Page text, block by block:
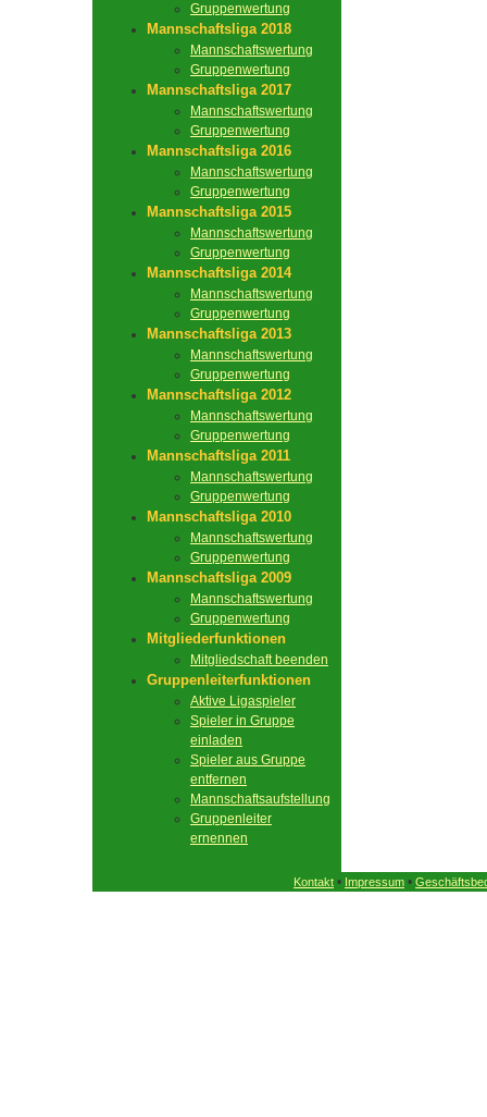
Gruppenwertung
Mannschaftsliga 2018
Mannschaftswertung
Gruppenwertung
Mannschaftsliga 2017
Mannschaftswertung
Gruppenwertung
Mannschaftsliga 2016
Mannschaftswertung
Gruppenwertung
Mannschaftsliga 2015
Mannschaftswertung
Gruppenwertung
Mannschaftsliga 2014
Mannschaftswertung
Gruppenwertung
Mannschaftsliga 2013
Mannschaftswertung
Gruppenwertung
Mannschaftsliga 2012
Mannschaftswertung
Gruppenwertung
Mannschaftsliga 2011
Mannschaftswertung
Gruppenwertung
Mannschaftsliga 2010
Mannschaftswertung
Gruppenwertung
Mannschaftsliga 2009
Mannschaftswertung
Gruppenwertung
Mitgliederfunktionen
Mitgliedschaft beenden
Gruppenleiterfunktionen
Aktive Ligaspieler
Spieler in Gruppe
einladen
Spieler aus Gruppe
entfernen
Mannschaftsaufstellung
Gruppenleiter
ernennen
Kontakt • Impressum •